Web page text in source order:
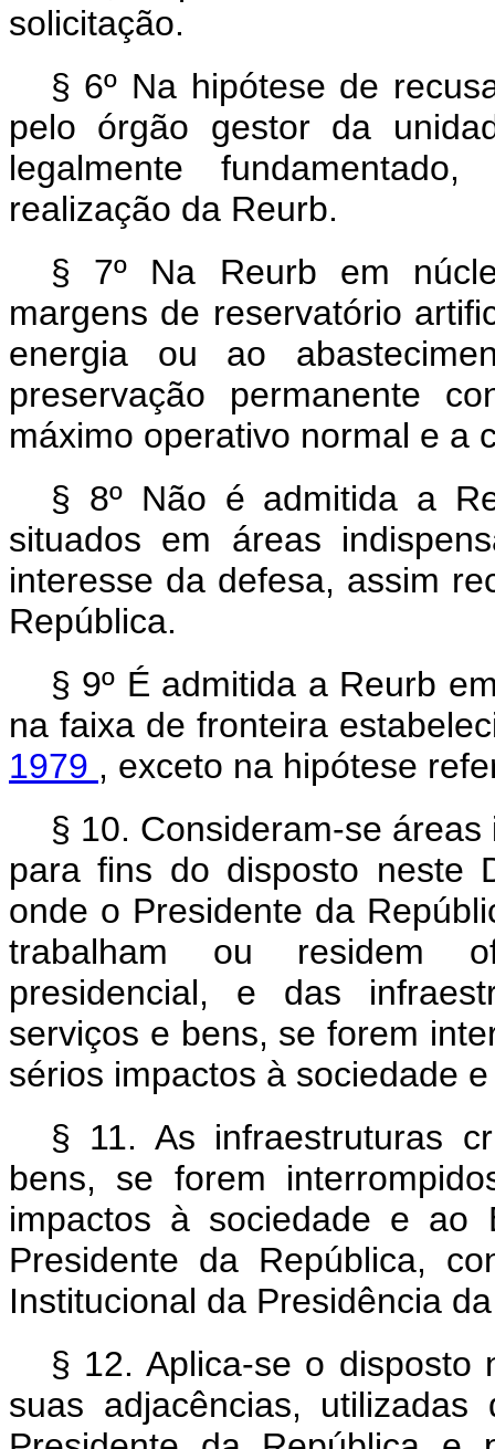
solicitação.
§ 6º Na hipótese de
pelo órgão gestor da
legalmente
realização da Reurb.
§ 7º Na Reurb em
margens de reservatório
energia ou ao
preservação permanente
máximo operativo normal e a
§ 8º Não é admitida a
situados em áreas
interesse da defesa, assim
República.
§ 9º É admitida a Reurb
na faixa de fronteira
1979 , exceto na hipótese
§ 10. Consideram-se
para fins do disposto neste
onde o Presidente da
trabalham ou residem
presidencial, e das
serviços e bens, se forem
sérios impactos à sociedade
§ 11. As infraestruturas
bens, se forem
impactos à sociedade e ao
Presidente da República,
Institucional da Presidência
§ 12. Aplica-se o
suas adjacências,